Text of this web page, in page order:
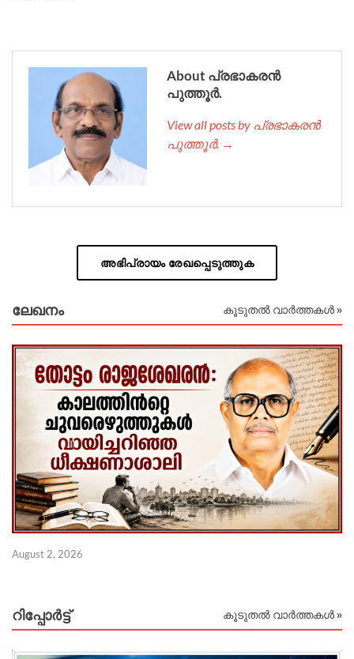
About പ്രഭാകരൻ
പുത്തൂർ.
View all posts by പ്രഭാകരൻ
പുത്തൂർ. →
അഭിപ്രായം രേഖപ്പെടുത്തുക
ലേഖനം കൂടുതൽ വാർത്തകൾ »
August 2, 2026
റിപ്പോര്‍ട്ട് കൂടുതൽ വാർത്തകൾ »